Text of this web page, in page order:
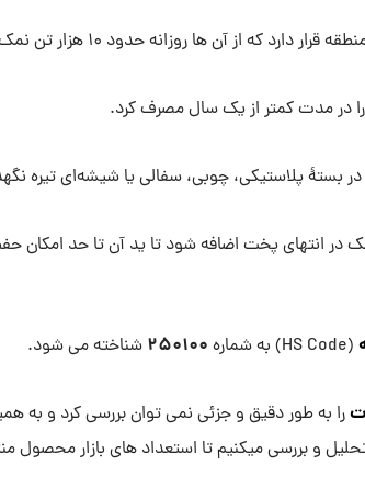
در مدت کمتر از یک سال مصرف کرد.
بستهٔ پلاستیکی، چوبی، سفالی یا شیشه‌ای تیره
در انتهای پخت اضافه شود تا ید آن تا حد امکان
(HS Code) به شماره شناخته می شود.
را به طور دقیق و جزئی نمی توان بررسی کرد و به
و بررسی میکنیم تا استعداد های بازار محصول